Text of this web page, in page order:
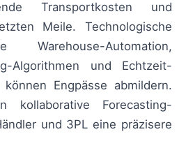
Transportkosten und
Meile. Technologische
Warehouse-Automation,
Algorithmen und Echtzeit-
Engpässe abmildern.
kollaborative Forecasting-
und 3PL eine präzisere